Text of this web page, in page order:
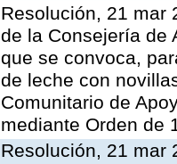
Resolución, 21 mar
de la Consejería de
que se convoca,
de leche con
Comunitario de
mediante Orden de
Resolución, 21 mar